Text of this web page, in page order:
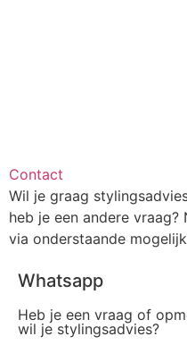
Contact
Wil je graag
heb je een andere vraag?
via onderstaande
Whatsapp
Heb je een vraag of
wil je stylingsadvies?